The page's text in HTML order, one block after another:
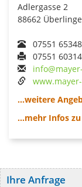
Adlergasse 2
88662
07551 65348
07551 60314
...weitere
...mehr Infos
Ihre Anfrage